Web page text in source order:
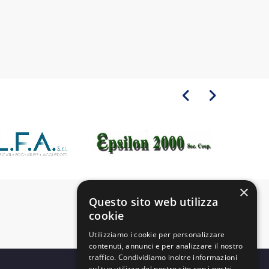
×
Questo sito web utilizza
cookie
Utilizziamo i cookie per personalizzare
contenuti, annunci e per analizzare il nostro
traffico. Condividiamo inoltre informazioni